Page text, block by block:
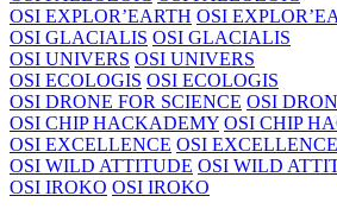
OSI EXPLOR’EARTH OSI
OSI GLACIALIS OSI GLACIALIS
OSI UNIVERS OSI UNIVERS
OSI ECOLOGIS OSI ECOLOGIS
OSI DRONE FOR SCIENCE OSI
OSI CHIP HACKADEMY OSI CHIP
OSI EXCELLENCE OSI EXCELLENCE
OSI WILD ATTITUDE OSI WILD
OSI IROKO OSI IROKO